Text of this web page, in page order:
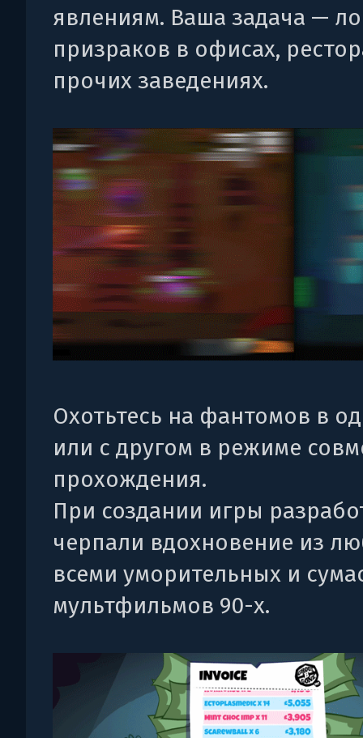
явлениям. Ваша задача —
призраков в офисах,
прочих заведениях.
Охотьтесь на фантомов в
или с другом в режиме
прохождения.
При создании игры
черпали вдохновение из
всеми уморительных и
мультфильмов 90-х.